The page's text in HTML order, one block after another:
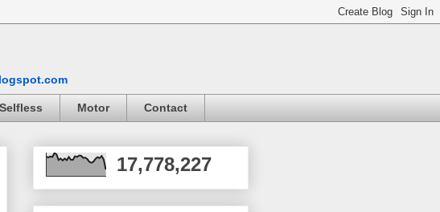
Selfless Motor Contact
17,778,227